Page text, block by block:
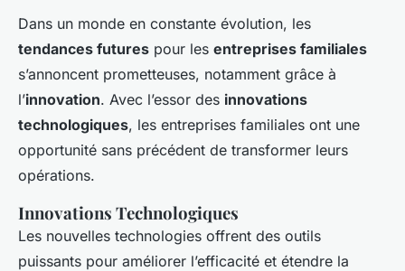
Dans un monde en constante évolution, les
tendances futures pour les entreprises familiales
s’annoncent prometteuses, notamment grâce à
l’innovation. Avec l’essor des innovations
technologiques, les entreprises familiales ont une
opportunité sans précédent de transformer leurs
opérations.
Innovations Technologiques
Les nouvelles technologies offrent des outils
puissants pour améliorer l’efficacité et étendre la